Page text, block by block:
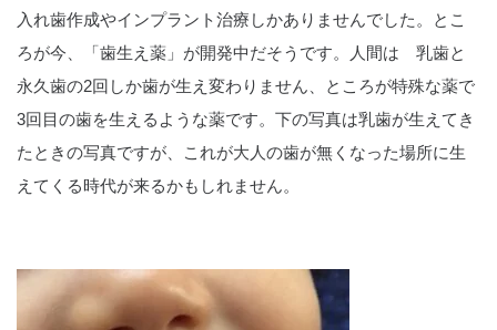
入れ歯作成やインプラント治療しかありませんでした。とこ
ろが今、「歯生え薬」が開発中だそうです。人間は 乳歯と
永久歯の2回しか歯が生え変わりません、ところが特殊な薬で
3回目の歯を生えるような薬です。下の写真は乳歯が生えてき
たときの写真ですが、これが大人の歯が無くなった場所に生
えてくる時代が来るかもしれません。